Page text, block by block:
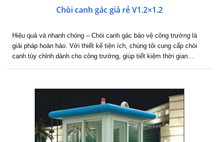
Chòi canh gác giá rẻ V1.2×1.2
Hiệu quả và nhanh chóng – Chòi canh gác bảo vệ công trường là
giải pháp hoàn hảo. Với thiết kế tiện ích, chúng tôi cung cấp chòi
canh tùy chỉnh dành cho công trường, giúp tiết kiệm thời gian…